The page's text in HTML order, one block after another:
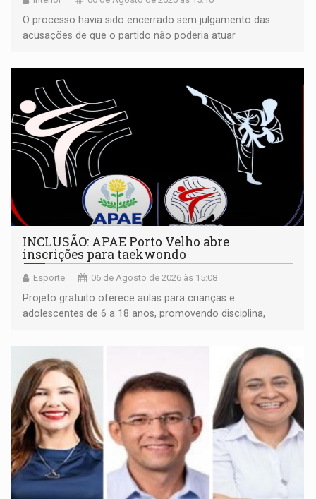
O processo havia sido encerrado sem julgamento das
acusações de que o partido não poderia atuar
INCLUSÃO: APAE Porto Velho abre
inscrições para taekwondo
Esporte 06 de Agosto de 2026 às 15:08
Projeto gratuito oferece aulas para crianças e
adolescentes de 6 a 18 anos, promovendo disciplina,